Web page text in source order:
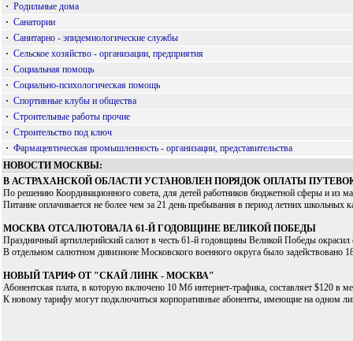
· Родильные дома
· Санатории
· Санитарно - эпидемиологические службы
· Сельское хозяйство - организации, предприятия
· Социальная помощь
· Социально-психологическая помощь
· Спортивные клубы и общества
· Строительные работы прочие
· Строительство под ключ
· Фармацевтическая промышленность - организации, представительства
НОВОСТИ МОСКВЫ:
В АСТРАХАНСКОЙ ОБЛАСТИ УСТАНОВЛЕН ПОРЯДОК ОПЛАТЫ
По решению Координационного совета, для детей работников бюджетной сферы и из
Питание оплачивается не более чем за 21 день пребывания в период летних
МОСКВА ОТСАЛЮТОВАЛА 61-Й ГОДОВЩИНЕ ВЕЛИКОЙ ПОБЕДЫ
Праздничный артиллерийский салют в честь 61-й годовщины Великой Победы
В отдельном салютном дивизионе Московского военного округа было задействовано
НОВЫЙ ТАРИФ ОТ "СКАЙ ЛИНК - МОСКВА"
Абонентская плата, в которую включено 10 Мб интернет-трафика, составляет $120 в
К новому тарифу могут подключиться корпоративные абоненты, имеющие на одном